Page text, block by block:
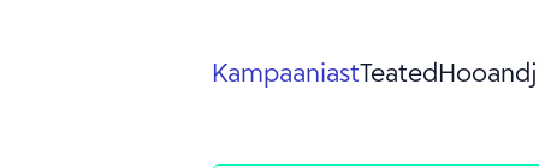
KampaaniastTeated